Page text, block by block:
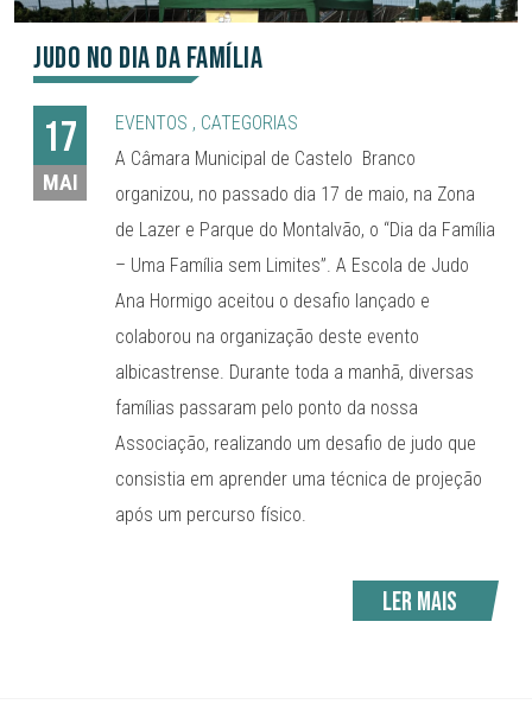
Judo no Dia da Família
17
MAI
EVENTOS , CATEGORIAS
A Câmara Municipal de Castelo Branco
organizou, no passado dia 17 de maio, na Zona
de Lazer e Parque do Montalvão, o “Dia da Família
– Uma Família sem Limites”. A Escola de Judo
Ana Hormigo aceitou o desafio lançado e
colaborou na organização deste evento
albicastrense. Durante toda a manhã, diversas
famílias passaram pelo ponto da nossa
Associação, realizando um desafio de judo que
consistia em aprender uma técnica de projeção
após um percurso físico.
Ler mais